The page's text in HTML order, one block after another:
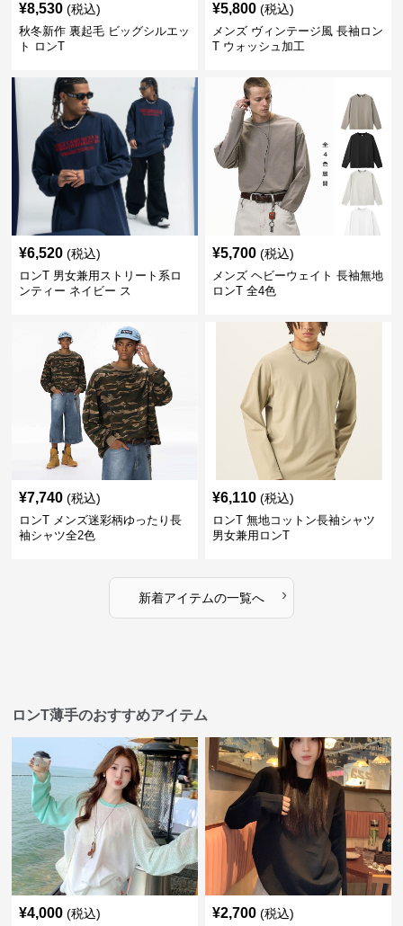
¥8,530 (税込)
秋冬新作 裏起毛 ビッグシルエッ
ト ロンT
¥5,800 (税込)
メンズ ヴィンテージ風 長袖ロン
T ウォッシュ加工
¥6,520 (税込)
ロンT 男女兼用ストリート系ロ
ンティー ネイビー ス
¥5,700 (税込)
メンズ ヘビーウェイト 長袖無地
ロンT 全4色
¥7,740 (税込)
ロンT メンズ迷彩柄ゆったり長
袖シャツ全2色
¥6,110 (税込)
ロンT 無地コットン長袖シャツ
男女兼用ロンT
新着アイテムの一覧へ ›
ロンT薄手のおすすめアイテム
¥4,000 (税込) ¥2,700 (税込)